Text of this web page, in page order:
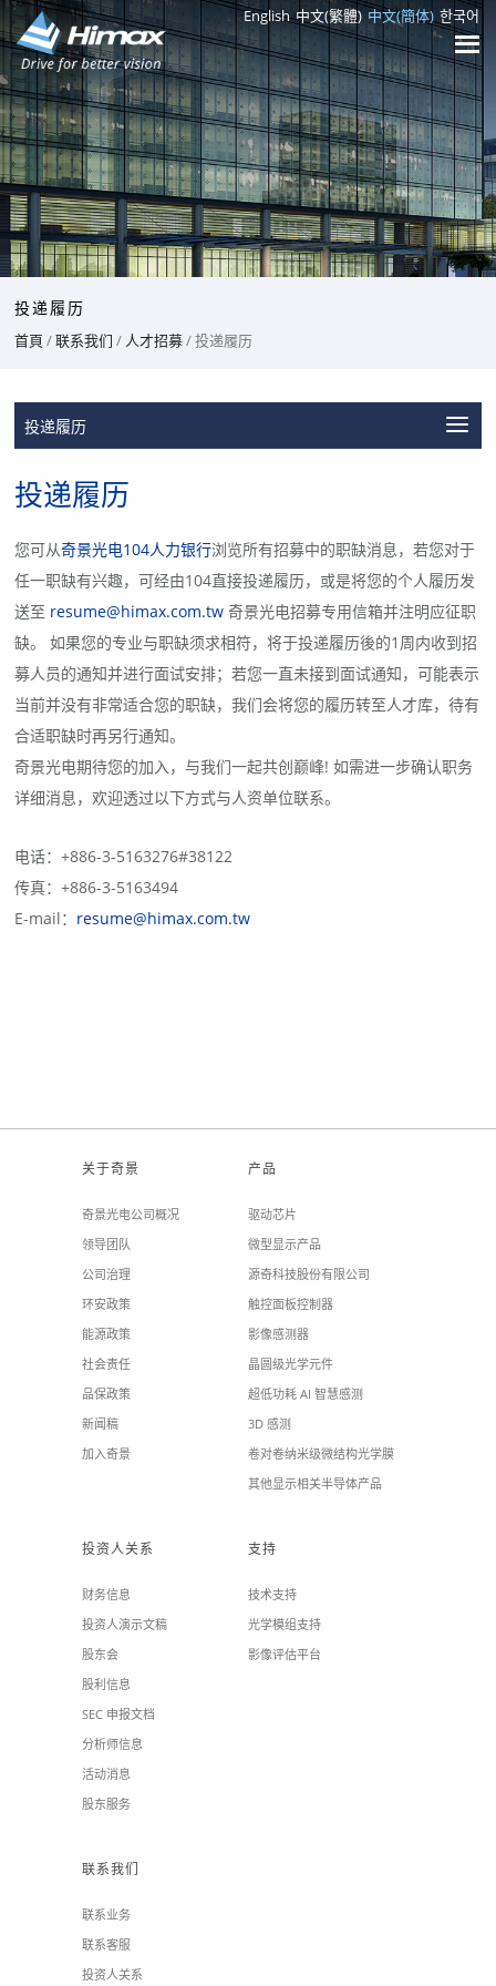
English 中文(繁體) 中文(簡体) 한국어
投递履历
首頁 /联系我们 / 人才招募/ 投递履历
投递履历
投递履历
您可从奇景光电104人力银行浏览所有招募中的职缺消息，若您对于
任一职缺有兴趣，可经由104直接投递履历，或是将您的个人履历发
送至 resume@himax.com.tw 奇景光电招募专用信箱并注明应征职
缺。 如果您的专业与职缺须求相符，将于投递履历後的1周内收到招
募人员的通知并进行面试安排；若您一直未接到面试通知，可能表示
当前并没有非常适合您的职缺，我们会将您的履历转至人才库，待有
合适职缺时再另行通知。
奇景光电期待您的加入，与我们一起共创巅峰! 如需进一步确认职务
详细消息，欢迎透过以下方式与人资单位联系。
电话：+886-3-5163276#38122
传真：+886-3-5163494
E-mail： resume@himax.com.tw
关于奇景
奇景光电公司概况
领导团队
公司治理
环安政策
能源政策
社会责任
品保政策
新闻稿
加入奇景
产品
驱动芯片
微型显示产品
源奇科技股份有限公司
触控面板控制器
影像感测器
晶圆级光学元件
超低功耗 AI 智慧感测
3D 感测
卷对卷纳米级微结构光学膜
其他显示相关半导体产品
投资人关系
财务信息
投资人演示文稿
股东会
股利信息
SEC 申报文档
分析师信息
活动消息
股东服务
支持
技术支持
光学模组支持
影像评估平台
联系我们
联系业务
联系客服
投资人关系